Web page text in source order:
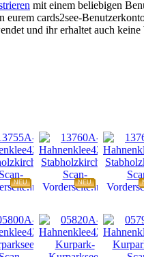
mit einem beliebigen
cards2see-
und ihr erhaltet auch
NEU NEU